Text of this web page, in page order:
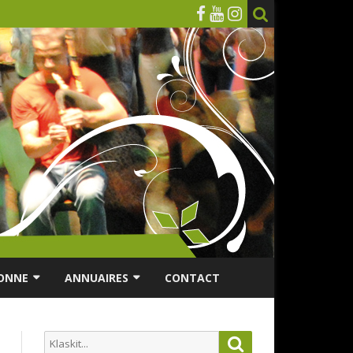
ANNUAIRES
ANNUAIRES DES MUSICIENS
CONTACT
Search